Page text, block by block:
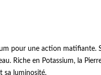
pour une action matifiante.
Riche en Potassium, la
sa luminosité.